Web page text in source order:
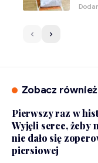
Zobacz również
Pierwszy raz w
Wyjęli serce, żeby
nie dało się
piersiowej